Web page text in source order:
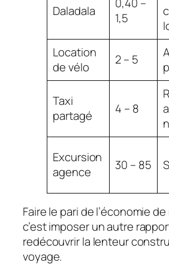
Daladala
1,5
Location
de vélo
2 – 5
Taxi
partagé
4 – 8
Excursion
agence
30 – 85
Faire le pari de l’économie
c’est imposer un autre
redécouvrir la lenteur
voyage.